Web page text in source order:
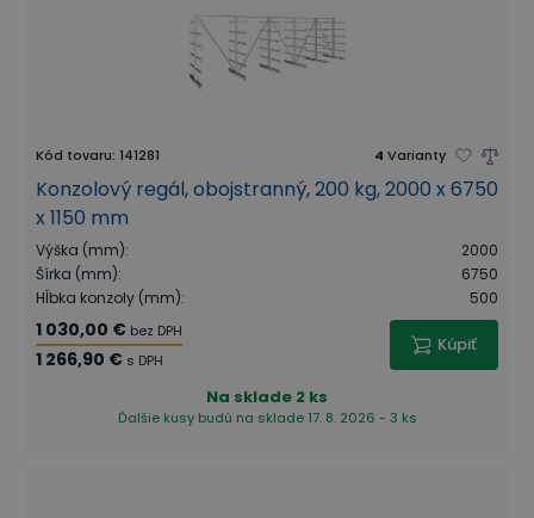
Kód tovaru: 141281 4 Varianty
Konzolový regál, obojstranný, 200 kg, 2000 x 6750
x 1150 mm
Výška (mm):
2000
Šírka (mm):
6750
Hĺbka konzoly (mm): 500
1 030,00 € bez DPH
1 266,90 € s DPH
Kúpiť
Na sklade 2 ks
Ďalšie kusy budú na sklade 17. 8. 2026 - 3 ks